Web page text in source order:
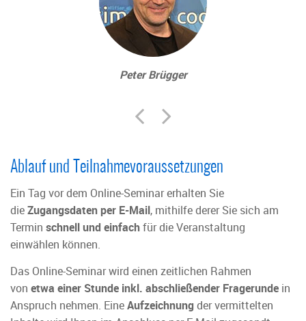
Peter Brügger
Ablauf und Teilnahmevoraussetzungen
Ein Tag vor dem Online-Seminar erhalten Sie
dieZugangsdaten per E-Mail, mithilfe derer Sie sich am
Termin schnell und einfachfür die Veranstaltung
einwählen können.
Das Online-Seminar wird einen zeitlichen Rahmen
von etwa einer Stunde inkl. abschließender Fragerunde in
Anspruch nehmen. EineAufzeichnungder vermittelten